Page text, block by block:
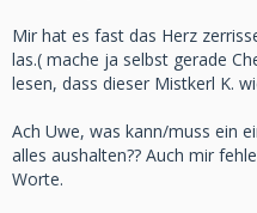
Mir hat es fast das Herz
las.( mache ja selbst gerade
lesen, dass dieser Mistkerl K.
Ach Uwe, was kann/muss ein
alles aushalten?? Auch mir
Worte.